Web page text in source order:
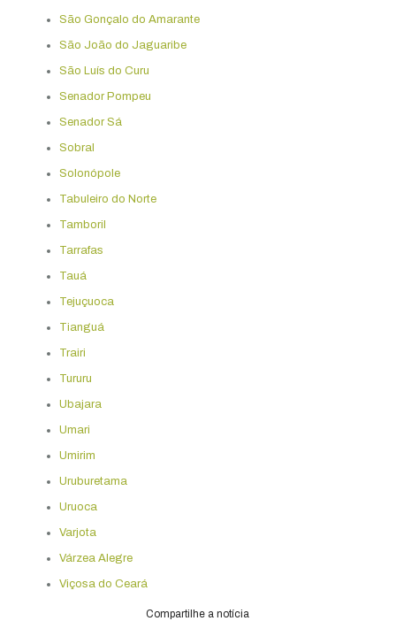
São Gonçalo do Amarante
São João do Jaguaribe
São Luís do Curu
Senador Pompeu
Senador Sá
Sobral
Solonópole
Tabuleiro do Norte
Tamboril
Tarrafas
Tauá
Tejuçuoca
Tianguá
Trairi
Tururu
Ubajara
Umari
Umirim
Uruburetama
Uruoca
Varjota
Várzea Alegre
Viçosa do Ceará
Compartilhe a notícia